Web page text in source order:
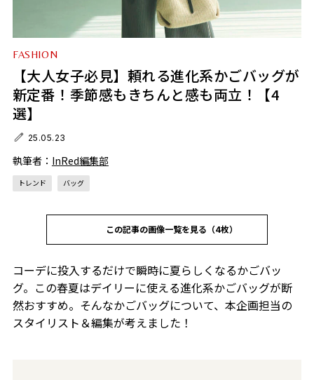
FASHION
【大人女子必見】頼れる進化系かごバッグが
新定番！季節感もきちんと感も両立！【4
選】
25.05.23
執筆者： InRed編集部
トレンド バッグ
この記事の画像一覧を見る（4枚）
コーデに投入するだけで瞬時に夏らしくなるかごバッ
グ。この春夏はデイリーに使える進化系かごバッグが断
然おすすめ。そんなかごバッグについて、本企画担当の
スタイリスト＆編集が考えました！